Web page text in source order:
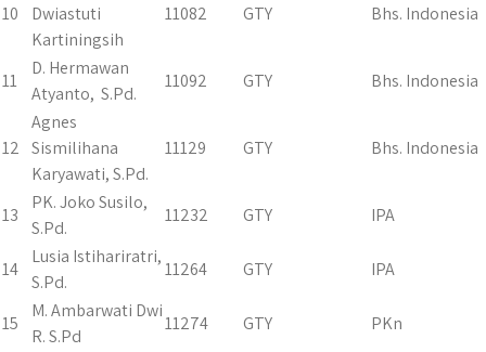
10
Dwiastuti
Kartiningsih
11082 GTY Bhs. Indonesia
11
D. Hermawan
Atyanto, S.Pd.
11092 GTY Bhs. Indonesia
12
Agnes
Sismilihana
Karyawati, S.Pd.
11129 GTY Bhs. Indonesia
13
PK. Joko Susilo,
S.Pd.
11232 GTY IPA
14
Lusia Istihariratri,
S.Pd.
11264 GTY IPA
15
M. Ambarwati Dwi
R. S.Pd
11274 GTY PKn